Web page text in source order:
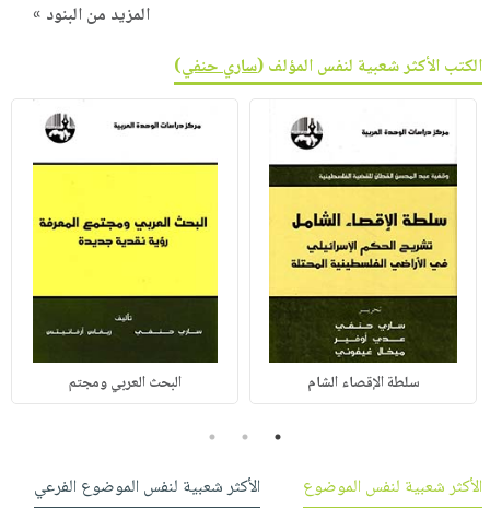
المزيد من البنود »
الكتب الأكثر شعبية لنفس المؤلف (ساري حنفي)
سلطة الإقصاء الشام البحث العربي ومجتم
1
2
3
الأكثر شعبية لنفس الموضوع
الأكثر شعبية لنفس الموضوع الفرعي